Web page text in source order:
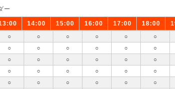
ー
14:00 15:00 16:00 17:00 18:00
○ ○ ○ ○ ○ ○
○ ○ ○ ○ ○ ○
○ ○ ○ ○ ○ ○
○ ○ ○ ○ ○ ○
○ ○ ○ ○ ○ ○